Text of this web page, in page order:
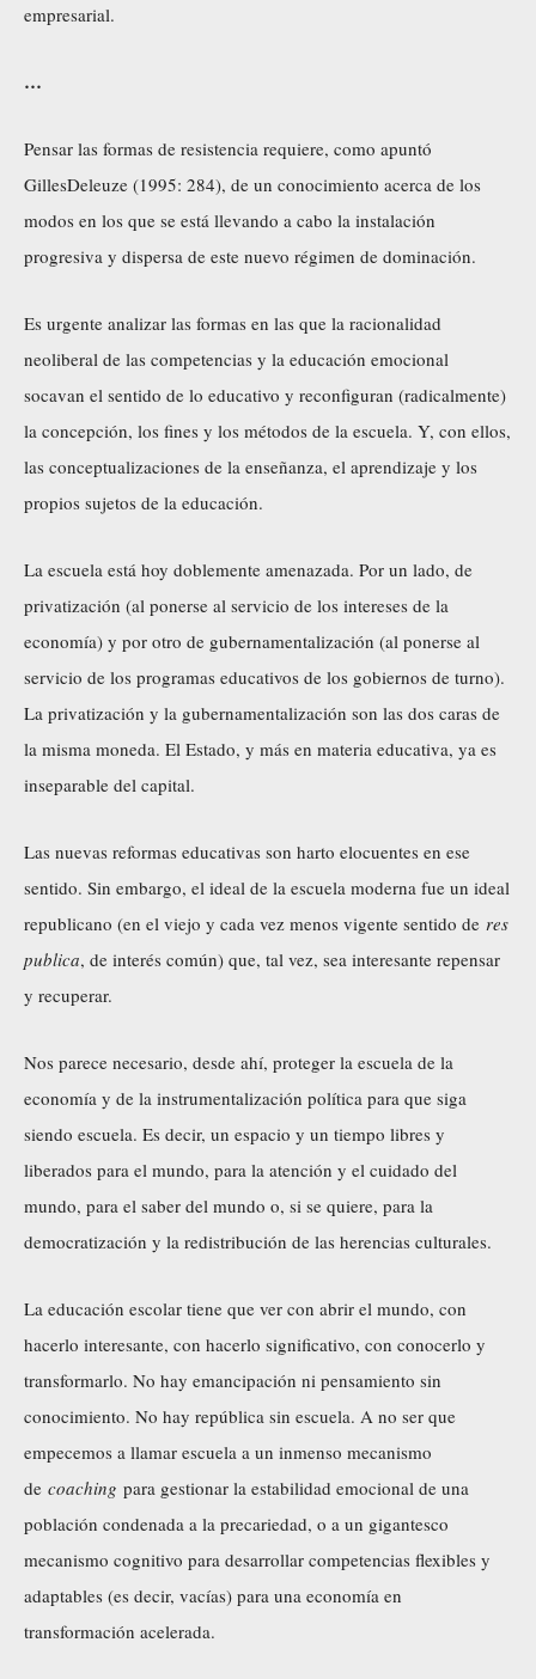
empresarial.
…
Pensar las formas de resistencia requiere, como apuntó
GillesDeleuze (1995: 284), de un conocimiento acerca de los
modos en los que se está llevando a cabo la instalación
progresiva y dispersa de este nuevo régimen de dominación.
Es urgente analizar las formas en las que la racionalidad
neoliberal de las competencias y la educación emocional
socavan el sentido de lo educativo y reconfiguran (radicalmente)
la concepción, los fines y los métodos de la escuela. Y, con ellos,
las conceptualizaciones de la enseñanza, el aprendizaje y los
propios sujetos de la educación.
La escuela está hoy doblemente amenazada. Por un lado, de
privatización (al ponerse al servicio de los intereses de la
economía) y por otro de gubernamentalización (al ponerse al
servicio de los programas educativos de los gobiernos de turno).
La privatización y la gubernamentalización son las dos caras de
la misma moneda. El Estado, y más en materia educativa, ya es
inseparable del capital.
Las nuevas reformas educativas son harto elocuentes en ese
sentido. Sin embargo, el ideal de la escuela moderna fue un ideal
republicano (en el viejo y cada vez menos vigente sentido de res
publica, de interés común) que, tal vez, sea interesante repensar
y recuperar.
Nos parece necesario, desde ahí, proteger la escuela de la
economía y de la instrumentalización política para que siga
siendo escuela. Es decir, un espacio y un tiempo libres y
liberados para el mundo, para la atención y el cuidado del
mundo, para el saber del mundo o, si se quiere, para la
democratización y la redistribución de las herencias culturales.
La educación escolar tiene que ver con abrir el mundo, con
hacerlo interesante, con hacerlo significativo, con conocerlo y
transformarlo. No hay emancipación ni pensamiento sin
conocimiento. No hay república sin escuela. A no ser que
empecemos a llamar escuela a un inmenso mecanismo
de coaching para gestionar la estabilidad emocional de una
población condenada a la precariedad, o a un gigantesco
mecanismo cognitivo para desarrollar competencias flexibles y
adaptables (es decir, vacías) para una economía en
transformación acelerada.